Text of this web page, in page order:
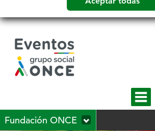
menú
Fundación ONCE